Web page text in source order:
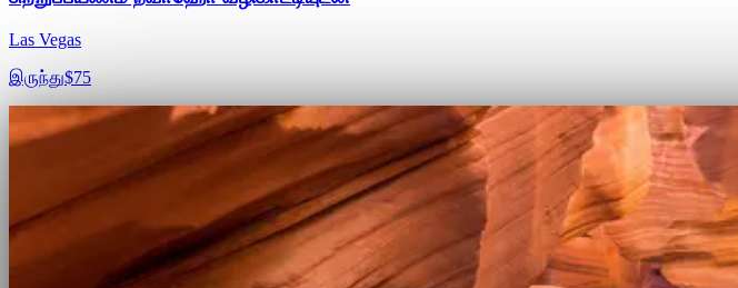
Las Vegas
இருந்து$75